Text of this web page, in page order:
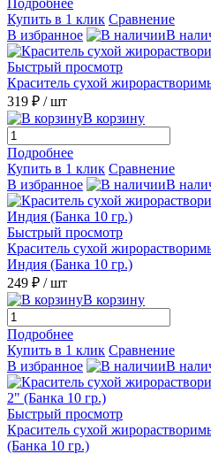
Купить в 1 клик Сравнение
В избранное
В
Быстрый просмотр
Краситель сухой
319 ₽ / шт
В корзину
Подробнее
Купить в 1 клик Сравнение
В избранное
В
Быстрый просмотр
Краситель сухой
Индия (Банка 10 гр.)
249 ₽ / шт
В корзину
Подробнее
Купить в 1 клик Сравнение
В избранное
В
Быстрый просмотр
Краситель сухой
(Банка 10 гр.)